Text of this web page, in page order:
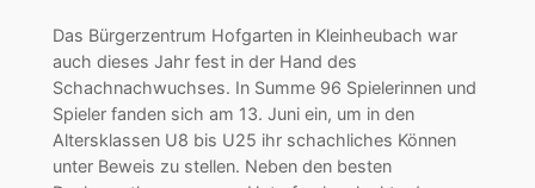
Das Bürgerzentrum Hofgarten in Kleinheubach war
auch dieses Jahr fest in der Hand des
Schachnachwuchses. In Summe 96 Spielerinnen und
Spieler fanden sich am 13. Juni ein, um in den
Altersklassen U8 bis U25 ihr schachliches Können
unter Beweis zu stellen. Neben den besten